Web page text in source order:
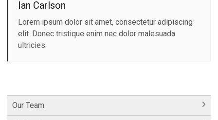
Ian Carlson
Lorem ipsum dolor sit amet, consectetur adipiscing
elit. Donec tristique enim nec dolor malesuada
ultricies.
Our Team